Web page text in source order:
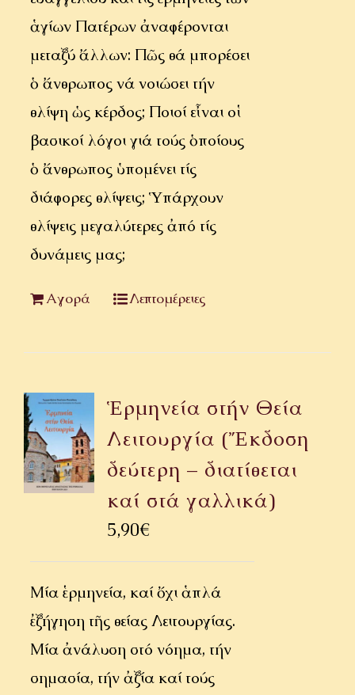
ἁγίων Πατέρων ἀναφέρονται
μεταξύ ἄλλων: Πῶς θά μπορέσει
ὁ ἄνθρωπος νά νοιώσει τήν
θλίψη ὡς κέρδος; Ποιοί εἶναι οἱ
βασικοί λόγοι γιά τούς ὁποίους
ὁ ἄνθρωπος ὑπομένει τίς
διάφορες θλίψεις; Ὑπάρχουν
θλίψεις μεγαλύτερες ἀπό τίς
δυνάμεις μας;
Αγορά Λεπτομέρειες
Ἑρμηνεία στήν Θεία
Λειτουργία (Ἔκδοση
δεύτερη – διατίθεται
καί στά γαλλικά)
5,90€
Μία ἑρμηνεία, καί ὄχι ἁπλά
ἐξήγηση τῆς θείας Λειτουργίας.
Μία ἀνάλυση στό νόημα, τήν
σημασία, τήν ἀξία καί τούς